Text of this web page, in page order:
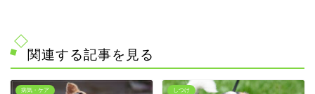
関連する記事を見る
病気・ケア しつけ